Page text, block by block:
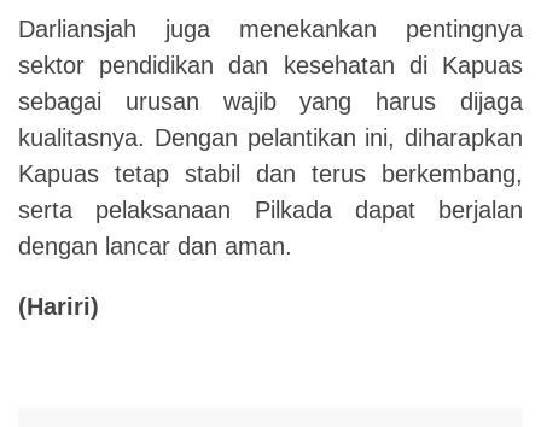
Darliansjah juga menekankan pentingnya
sektor pendidikan dan kesehatan di Kapuas
sebagai urusan wajib yang harus dijaga
kualitasnya. Dengan pelantikan ini, diharapkan
Kapuas tetap stabil dan terus berkembang,
serta pelaksanaan Pilkada dapat berjalan
dengan lancar dan aman.
(Hariri)